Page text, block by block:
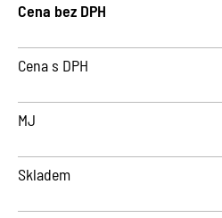
Cena bez DPH
Cena s DPH
MJ
Skladem